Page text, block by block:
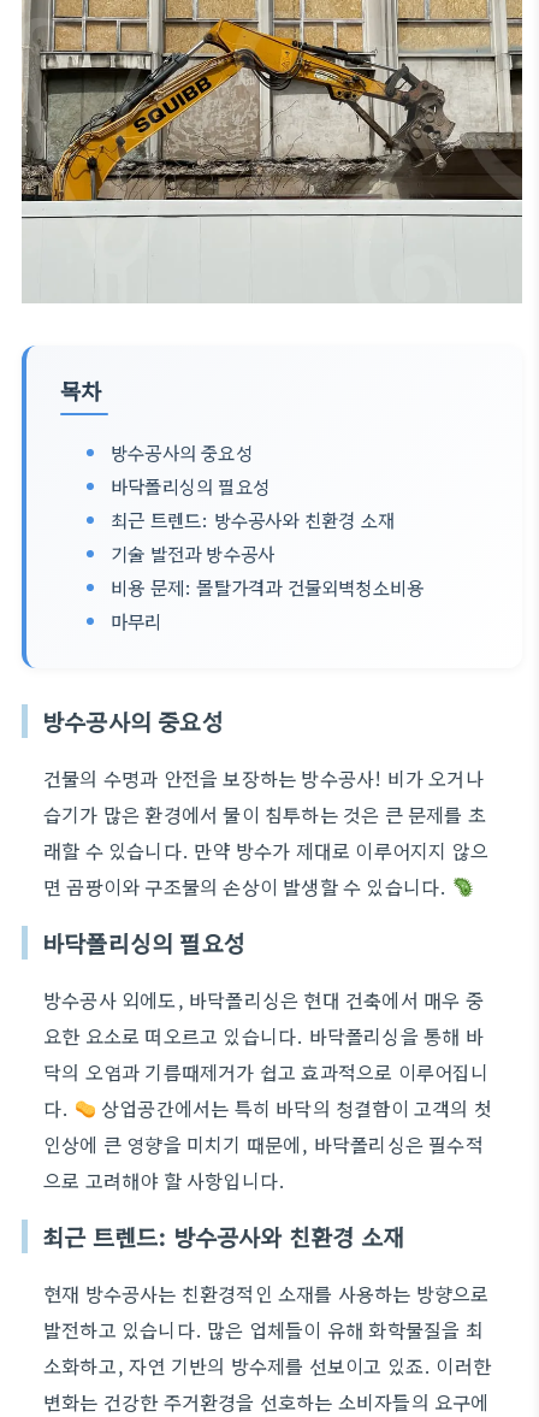
목차
방수공사의 중요성
바닥폴리싱의 필요성
최근 트렌드: 방수공사와 친환경 소재
기술 발전과 방수공사
비용 문제: 몰탈가격과 건물외벽청소비용
마무리
방수공사의 중요성
건물의 수명과 안전을 보장하는 방수공사! 비가 오거나
습기가 많은 환경에서 물이 침투하는 것은 큰 문제를 초
래할 수 있습니다. 만약 방수가 제대로 이루어지지 않으
면 곰팡이와 구조물의 손상이 발생할 수 있습니다.
바닥폴리싱의 필요성
방수공사 외에도, 바닥폴리싱은 현대 건축에서 매우 중
요한 요소로 떠오르고 있습니다. 바닥폴리싱을 통해 바
닥의 오염과 기름때제거가 쉽고 효과적으로 이루어집니
다.
상업공간에서는 특히 바닥의 청결함이 고객의 첫
인상에 큰 영향을 미치기 때문에, 바닥폴리싱은 필수적
으로 고려해야 할 사항입니다.
최근 트렌드: 방수공사와 친환경 소재
현재 방수공사는 친환경적인 소재를 사용하는 방향으로
발전하고 있습니다. 많은 업체들이 유해 화학물질을 최
소화하고, 자연 기반의 방수제를 선보이고 있죠. 이러한
변화는 건강한 주거환경을 선호하는 소비자들의 요구에